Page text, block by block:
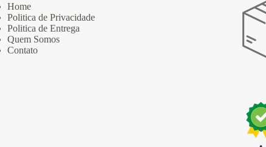
Home
Politica de Privacidade
Politica de Entrega
Quem Somos
Contato